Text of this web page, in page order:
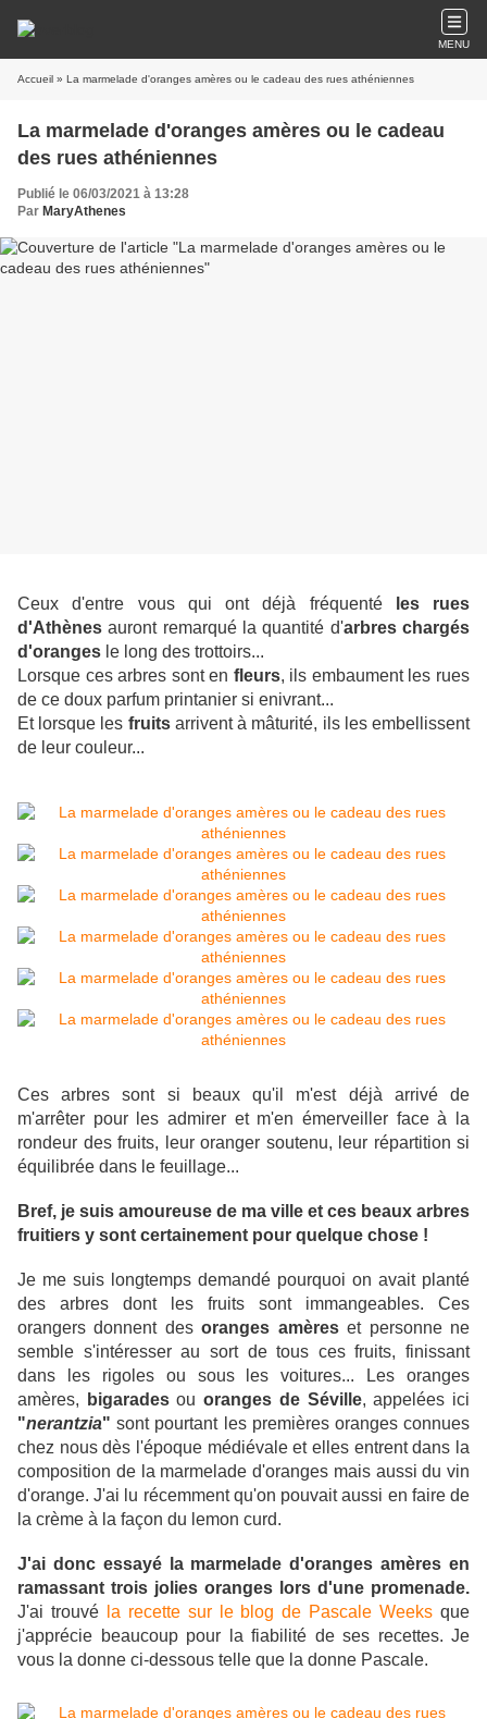
MENU
Accueil » La marmelade d'oranges amères ou le cadeau des rues athéniennes
La marmelade d'oranges amères ou le cadeau
des rues athéniennes
Publié le 06/03/2021 à 13:28
Par MaryAthenes
Ceux d'entre vous qui ont déjà fréquenté
les rues
d'Athènes auront remarqué la quantité d'arbres chargés
d'oranges le long des trottoirs...
Lorsque ces arbres sont en fleurs, ils embaument les rues
de ce doux parfum printanier si enivrant...
Et lorsque les fruits arrivent à mâturité, ils les embellissent
de leur couleur...
Ces arbres sont si beaux qu'il m'est déjà arrivé de
m'arrêter pour les admirer et m'en émerveiller face à la
rondeur des fruits, leur oranger soutenu, leur répartition si
équilibrée dans le feuillage...
Bref, je suis amoureuse de ma ville et ces beaux arbres
fruitiers y sont certainement pour quelque chose !
Je me suis longtemps demandé pourquoi on avait planté
des arbres dont les fruits sont immangeables. Ces
orangers donnent desoranges amèreset personne ne
semble s'intéresser au sort de tous ces fruits, finissant
dans les rigoles ou sous les voitures... Les oranges
amères,
bigaradesouoranges de Séville, appelées ici
"nerantzia" sont pourtant les premières oranges connues
chez nous dès l'époque médiévale et elles entrent dans la
composition de la marmelade d'oranges mais aussi du vin
d'orange. J'ai lu récemment qu'on pouvait aussi en faire de
la crème à la façon du lemon curd.
J'ai donc essayé la marmelade d'oranges amères en
ramassant trois jolies oranges lors d'une promenade.
J'ai trouvé
la recette sur le blog de Pascale Weeks que
j'apprécie beaucoup pour la fiabilité de ses recettes. Je
vous la donne ci-dessous telle que la donne Pascale.